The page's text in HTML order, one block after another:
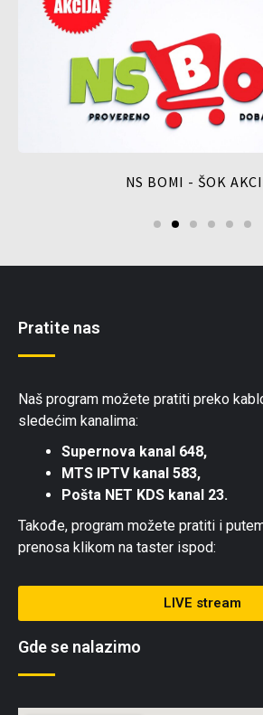
NS BOMI - ŠOK
Pratite nas
Naš program možete pratiti preko
sledećim kanalima:
Supernova kanal 648,
MTS IPTV kanal 583,
Pošta NET KDS kanal 23.
Takođe, program možete pratiti i
prenosa klikom na taster ispod:
LIVE stream
Gde se nalazimo